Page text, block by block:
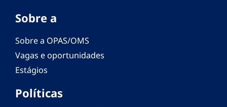
Sobre a
Sobre a OPAS/OMS
Vagas e oportunidades
Estágios
Políticas